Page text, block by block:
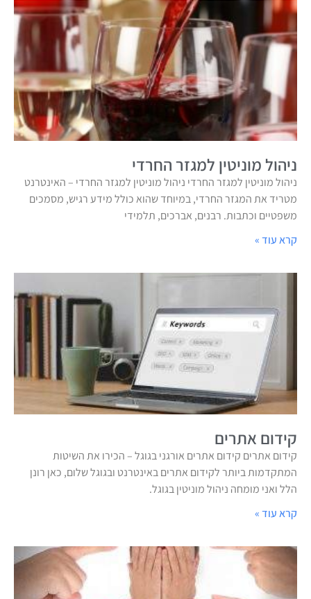
ניהול מוניטין למגזר החרדי
ניהול מוניטין למגזר החרדי ניהול מוניטין למגזר החרדי – האינטרנט
מטריד את המגזר החרדי, במיוחד שהוא כולל מידע רגיש, מסמכים
משפטיים וכתבות. רבנים, אברכים, תלמידי
קרא עוד »
קידום אתרים
קידום אתרים קידום אתרים אורגני בגוגל – הכירו את השיטות
המתקדמות ביותר לקידום אתרים באינטרנט ובגוגל שלום, כאן רונן
הלל ואני מומחה ניהול מוניטין בגוגל.
קרא עוד »